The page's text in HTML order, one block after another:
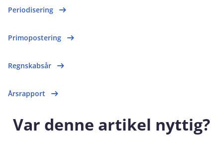
Periodisering
Primopostering
Regnskabsår
Årsrapport
Var denne artikel nyttig?